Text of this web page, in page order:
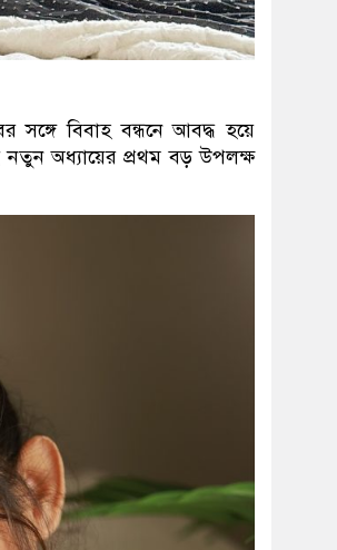
বিবাহ বন্ধনে আবদ্ধ হয়ে
অধ্যায়ের প্রথম বড় উপলক্ষ